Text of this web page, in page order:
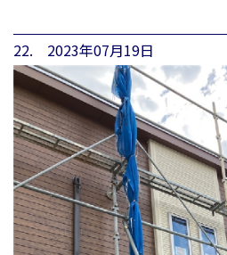
22. 2023年07月19日